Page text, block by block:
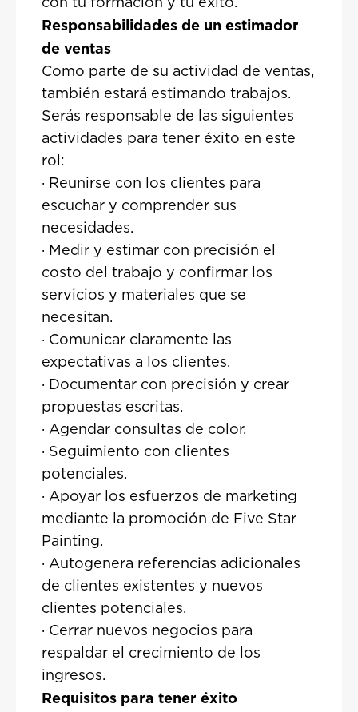
Responsabilidades de un estimador
de ventas
Como parte de su actividad de ventas,
también estará estimando trabajos.
Serás responsable de las siguientes
actividades para tener éxito en este
rol:
· Reunirse con los clientes para
escuchar y comprender sus
necesidades.
· Medir y estimar con precisión el
costo del trabajo y confirmar los
servicios y materiales que se
necesitan.
· Comunicar claramente las
expectativas a los clientes.
· Documentar con precisión y crear
propuestas escritas.
· Agendar consultas de color.
· Seguimiento con clientes
potenciales.
· Apoyar los esfuerzos de marketing
mediante la promoción de Five Star
Painting.
· Autogenera referencias adicionales
de clientes existentes y nuevos
clientes potenciales.
· Cerrar nuevos negocios para
respaldar el crecimiento de los
ingresos.
Requisitos para tener éxito